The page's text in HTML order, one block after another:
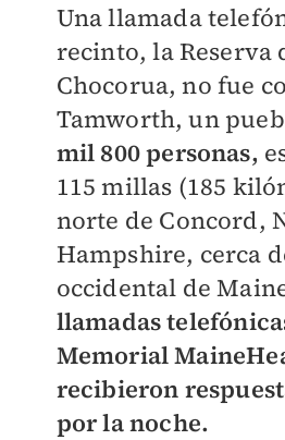
Una llamada
recinto, la Reserva
Chocorua, no fue
Tamworth, un
mil 800 personas,
115 millas (185
norte de Concord,
Hampshire, cerca
occidental de
llamadas
Memorial
recibieron
por la noche.